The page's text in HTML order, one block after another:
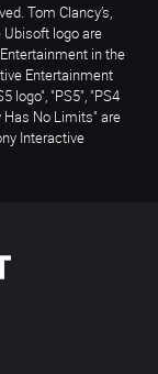
Tom Clancy’s,
Ubisoft logo are
in the
Entertainment
logo", "PS5", "PS4
Has No Limits" are
Interactive